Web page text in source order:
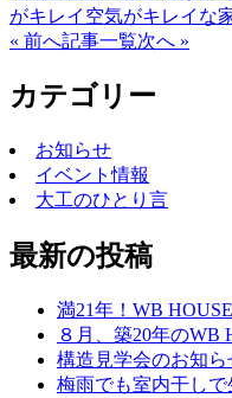
がキレイ 空気がキレイな
« 前へ記事一覧次へ »
カテゴリー
お知らせ
イベント情報
大工のひとり言
最新の投稿
満21年！WB
８月、築20年のWB
構造見学会のお知ら
梅雨でも室内干しで